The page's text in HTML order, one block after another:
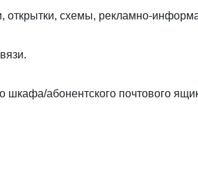
схемы, рекламно-
шкафа/абонентского почтового